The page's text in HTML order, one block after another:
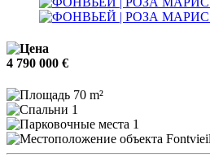
4 790 000 €
70 m²
1
1